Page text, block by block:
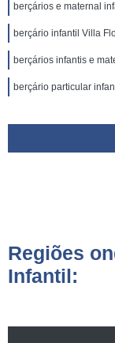
berçários e maternal
berçário infantil Villa
berçários infantis e
berçário particular
Regiões
Infantil: